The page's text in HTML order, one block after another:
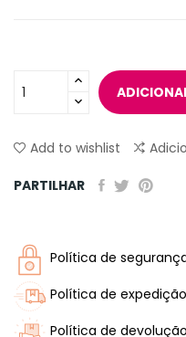
Add to wishlist
PARTILHAR
Política de
Política de expedição
Política de devolução